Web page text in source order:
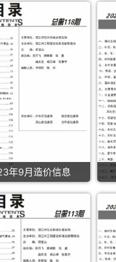
年9月造价信息